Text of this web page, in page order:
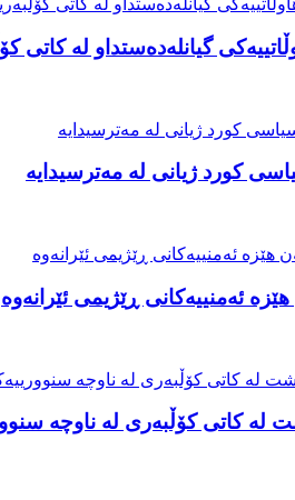
گیانلەدەستداو لە کاتی
کورد ژیانی لە مەترسیدایە
ئەمنییەکانی ڕێژیمی ئێرانەوە
کاتی کۆڵبەری لە ناوچە